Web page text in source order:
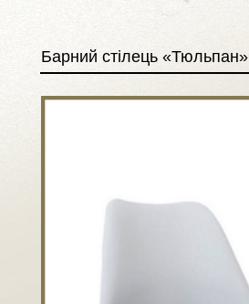
Барний стілець «Тюльпан»